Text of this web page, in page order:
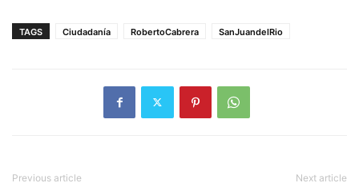
TAGS Ciudadanía RobertoCabrera SanJuandelRio
Previous article Next article